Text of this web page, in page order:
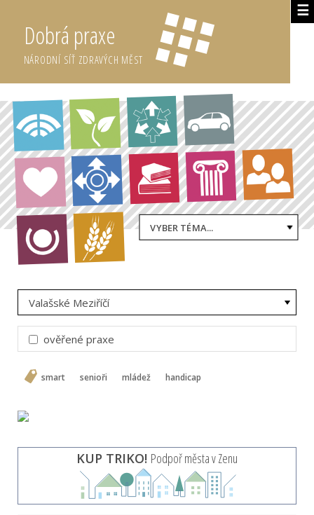
☰
Dobrá praxe
NÁRODNÍ SÍŤ ZDRAVÝCH MĚST
VYBER TÉMA...
Valašské Meziříčí
ověřené praxe
smart senioři mládež handicap
KUP TRIKO! Podpoř města v Zenu